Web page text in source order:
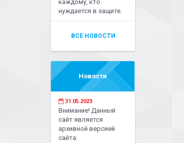
каждому, кто
нуждается в защите.
ВСЕ НОВОСТИ
Новости
31.05.2023
Внимание! Данный
сайт является
архивной версией
сайта.